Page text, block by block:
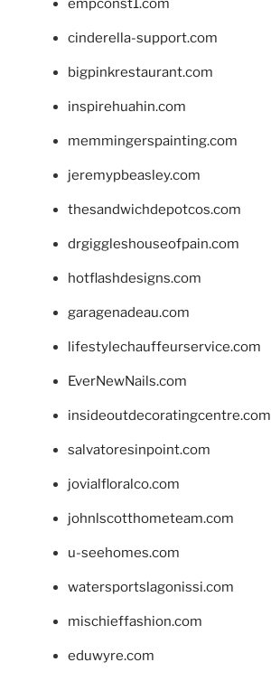
empconst1.com
cinderella-support.com
bigpinkrestaurant.com
inspirehuahin.com
memmingerspainting.com
jeremypbeasley.com
thesandwichdepotcos.com
drgiggleshouseofpain.com
hotflashdesigns.com
garagenadeau.com
lifestylechauffeurservice.com
EverNewNails.com
insideoutdecoratingcentre.com
salvatoresinpoint.com
jovialfloralco.com
johnlscotthometeam.com
u-seehomes.com
watersportslagonissi.com
mischieffashion.com
eduwyre.com